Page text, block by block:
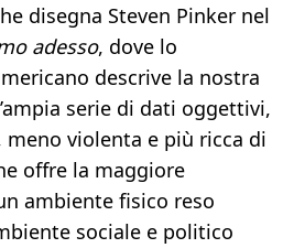
disegna Steven Pinker nel
adesso, dove lo
descrive la nostra
serie di dati oggettivi,
violenta e più ricca di
offre la maggiore
ambiente fisico reso
sociale e politico